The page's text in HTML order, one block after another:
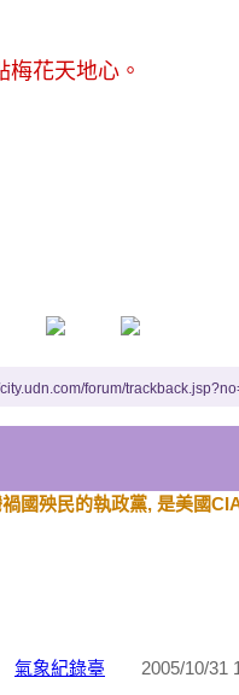
花天地心。
forum/
國殃民的執政黨, 是美國
氣象紀錄臺 2005/10/31